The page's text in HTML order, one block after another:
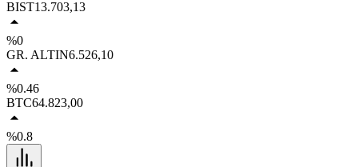
BIST13.703,13
%0
GR. ALTIN6.526,10
%0.46
BTC64.823,00
%0.8